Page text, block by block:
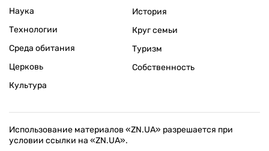
Наука
Технологии
Среда обитания
Церковь
Культура
История
Круг семьи
Туризм
Собственность
Использование материалов «ZN.UA» разрешается при
условии ссылки на «ZN.UA».